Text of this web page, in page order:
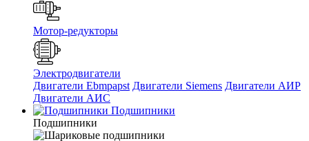
Мотор-редукторы
Электродвигатели
Двигатели Ebmpapst Двигатели Siemens Двигатели АИР
Двигатели АИС
Подшипники
Подшипники